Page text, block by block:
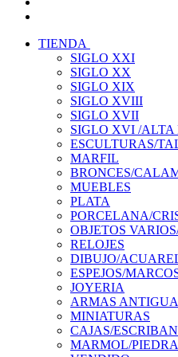
TIENDA
SIGLO XXI
SIGLO XX
SIGLO XIX
SIGLO XVIII
SIGLO XVII
SIGLO XVI /ALTA
ESCULTURAS/
MARFIL
BRONCES/
MUEBLES
PLATA
PORCELANA/
OBJETOS
RELOJES
DIBUJO/
ESPEJOS/
JOYERIA
ARMAS
MINIATURAS
CAJAS/
MARMOL/PIEDRA